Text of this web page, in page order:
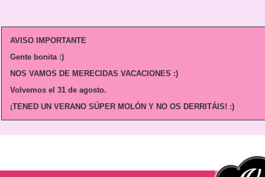
AVISO IMPORTANTE
Gente bonita :)
NOS VAMOS DE MERECIDAS VACACIONES :)
Volvemos el 31 de agosto.
¡TENED UN VERANO SÚPER MOLÓN Y NO OS DERRITÁIS! :)